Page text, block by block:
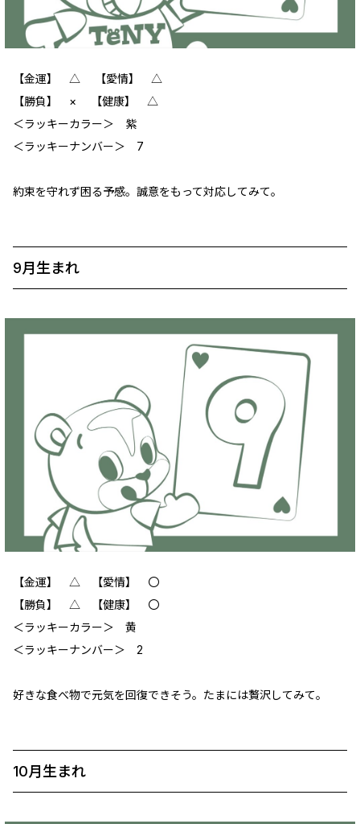
【金運】 △ 【愛情】 ‪△
【勝負】 × 【健康】 △
＜ラッキーカラー＞ 紫
＜ラッキーナンバー＞ 7
約束を守れず困る予感。誠意をもって対応してみて。
9月生まれ
【金運】 △ 【愛情】 〇
【勝負】 △ 【健康】 〇
＜ラッキーカラー＞ 黄
＜ラッキーナンバー＞ 2
好きな食べ物で元気を回復できそう。たまには贅沢してみて。
10月生まれ